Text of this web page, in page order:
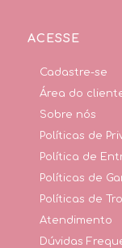
ACESSE
Cadastre-se
Área do
Sobre nós
Políticas de
Política de
Políticas de
Políticas de
Atendimento
Dúvidas